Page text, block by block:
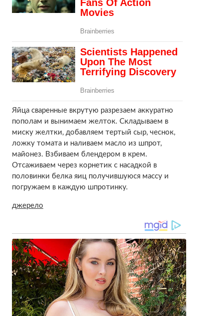
Яйца сваренные вкрутую разрезаем аккуратно
пополам и вынимаем желток. Складываем в
миску желтки, добавляем тертый сыр, чеснок,
ложку томата и наливаем масло из шпрот,
майонез. Взбиваем блендером в крем.
Отсаживаем через корнетик с насадкой в
половинки белка яиц получившуюся массу и
погружаем в каждую шпротинку.
джерело